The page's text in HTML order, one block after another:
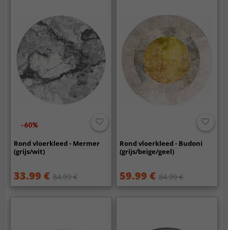
-60%
Rond vloerkleed - Mermer
(grijs/wit)
33.99 € 84.99 €
Rond vloerkleed - Budoni
(grijs/beige/geel)
59.99 € 84.99 €